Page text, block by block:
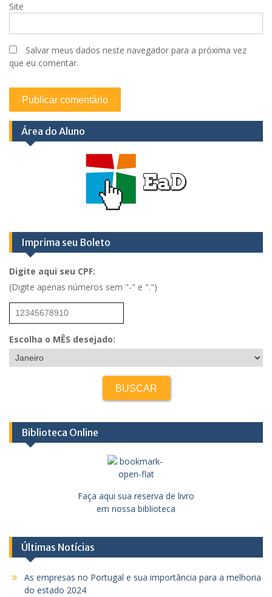
Site
Salvar meus dados neste navegador para a próxima vez
que eu comentar.
Área do Aluno
Imprima seu Boleto
Digite aqui seu CPF:
(Digite apenas números sem "-" e ".")
Escolha o MÊS desejado:
Biblioteca Online
Faça aqui sua reserva de livro
em nossa biblioteca
Últimas Notícias
As empresas no Portugal e sua importância para a melhoria
do estado 2024